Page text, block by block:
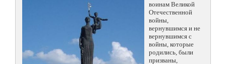
воинам Великой
Отечественной
войны,
вернувшимся и не
вернувшимся с
войны, которые
родились, были
призваны,